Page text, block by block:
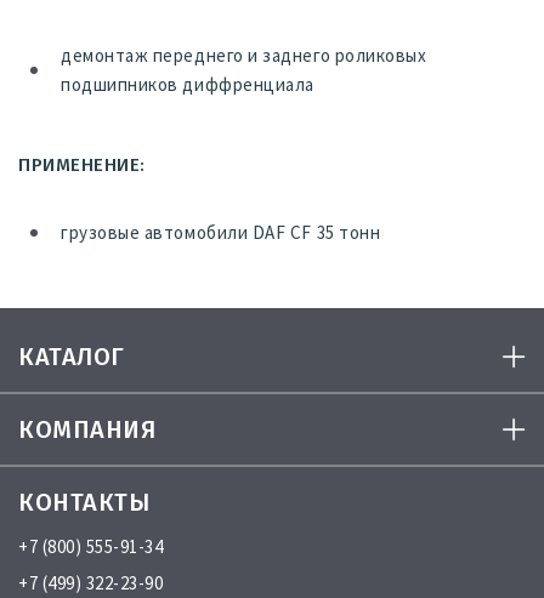
демонтаж переднего и заднего роликовых
подшипников диффренциала
ПРИМЕНЕНИЕ:
грузовые автомобили DAF CF 35 тонн
КАТАЛОГ
КОМПАНИЯ
КОНТАКТЫ
+7 (800) 555-91-34
+7 (499) 322-23-90